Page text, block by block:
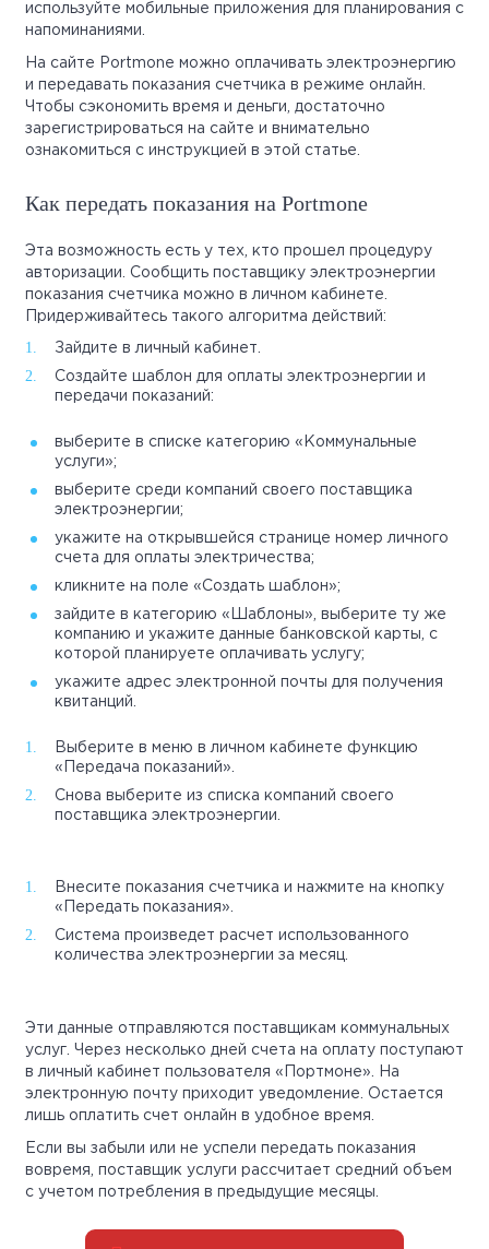
используйте мобильные приложения для планирования с
напоминаниями.
На сайте Portmone можно оплачивать электроэнергию
и передавать показания счетчика в режиме онлайн.
Чтобы сэкономить время и деньги, достаточно
зарегистрироваться на сайте и внимательно
ознакомиться с инструкцией в этой статье.
Как передать показания на Portmone
Эта возможность есть у тех, кто прошел процедуру
авторизации. Сообщить поставщику электроэнергии
показания счетчика можно в личном кабинете.
Придерживайтесь такого алгоритма действий:
Зайдите в личный кабинет.
Создайте шаблон для оплаты электроэнергии и
передачи показаний:
выберите в списке категорию «Коммунальные
услуги»;
выберите среди компаний своего поставщика
электроэнергии;
укажите на открывшейся странице номер личного
счета для оплаты электричества;
кликните на поле «Создать шаблон»;
зайдите в категорию «Шаблоны», выберите ту же
компанию и укажите данные банковской карты, с
которой планируете оплачивать услугу;
укажите адрес электронной почты для получения
квитанций.
Выберите в меню в личном кабинете функцию
«Передача показаний».
Снова выберите из списка компаний своего
поставщика электроэнергии.
Внесите показания счетчика и нажмите на кнопку
«Передать показания».
Система произведет расчет использованного
количества электроэнергии за месяц.
Эти данные отправляются поставщикам коммунальных
услуг. Через несколько дней счета на оплату поступают
в личный кабинет пользователя «Портмоне». На
электронную почту приходит уведомление. Остается
лишь оплатить счет онлайн в удобное время.
Если вы забыли или не успели передать показания
вовремя, поставщик услуги рассчитает средний объем
с учетом потребления в предыдущие месяцы.